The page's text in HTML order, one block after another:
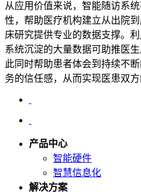
从应用价值来说，智能随访系
性，帮助医疗机构建立从出院
床研究提供专业的数据支撑。
系统沉淀的大量数据可助推医
此同时帮助患者体会到持续不
务的信任感，从而实现医患双方
产品中心
智能硬件
智慧信息化
解决方案